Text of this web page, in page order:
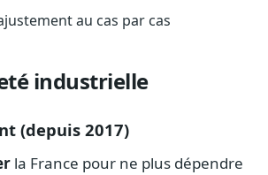
au cas par cas
industrielle
(depuis 2017)
la France pour ne plus dépendre